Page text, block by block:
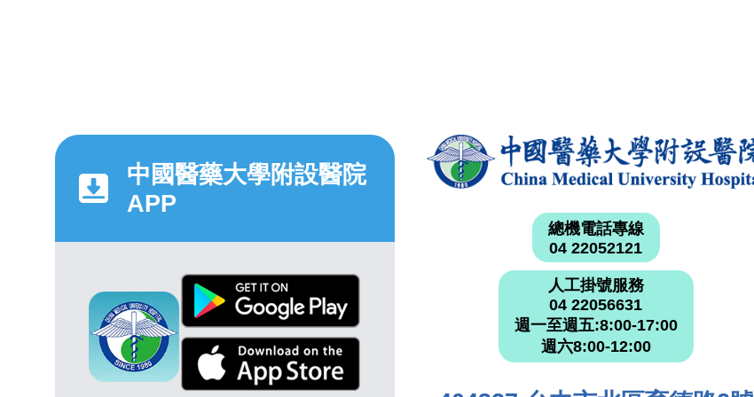
中國醫藥大學附設醫院
APP
總機電話專線
04 22052121
人工掛號服務
04 22056631
週一至週五:8:00-17:00
週六8:00-12:00